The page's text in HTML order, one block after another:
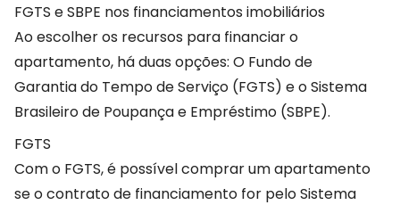
FGTS e SBPE nos financiamentos imobiliários
Ao escolher os recursos para financiar o
apartamento, há duas opções: O Fundo de
Garantia do Tempo de Serviço (FGTS) e o Sistema
Brasileiro de Poupança e Empréstimo (SBPE).
FGTS
Com o FGTS, é possível comprar um apartamento
se o contrato de financiamento for pelo Sistema